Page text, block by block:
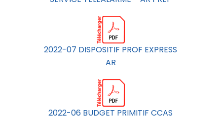
2022-07 DISPOSITIF PROF EXPRESS
AR
2022-06 BUDGET PRIMITIF CCAS